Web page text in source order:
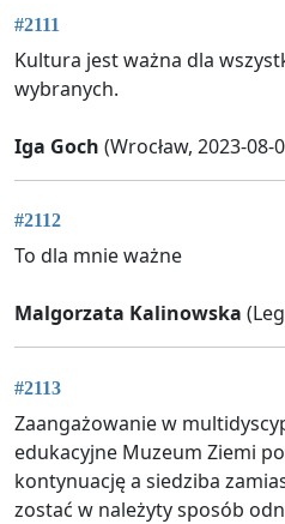
#2111
Kultura jest ważna dla
wybranych.
Iga Goch (Wrocław, 2023-08-
#2112
To dla mnie ważne
Malgorzata Kalinowska
#2113
Zaangażowanie w
edukacyjne Muzeum Ziemi
kontynuację a siedziba
zostać w należyty sposób